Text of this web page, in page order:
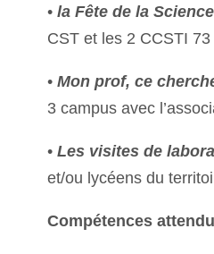
•la Fête de la
CST et les 2 CCSTI
•Mon prof, ce
3 campus avec
•Les visites de
et/ou lycéens du
Compétences